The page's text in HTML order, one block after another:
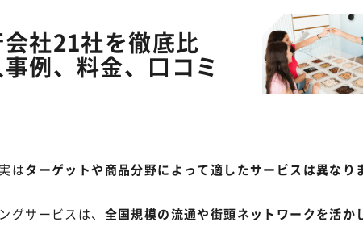
社21社を徹底比
例、料金、口コミ
はターゲットや商品分野によって適したサービスは異なり
グサービスは、 全国規模の流通や街頭ネットワークを活か